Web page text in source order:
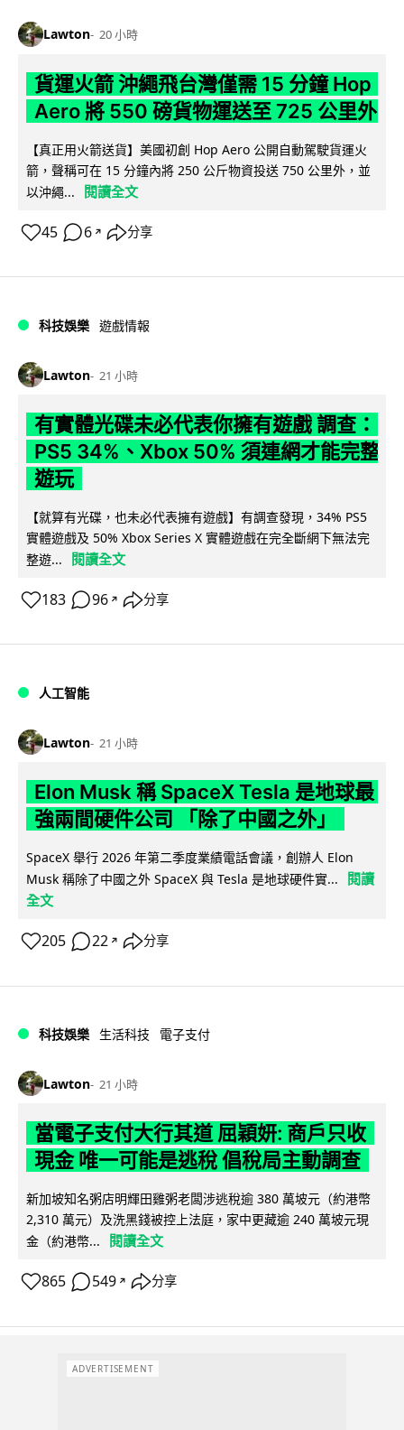
Lawton 20 小時
貨運火箭 沖繩飛台灣僅需 15 分鐘 Hop
Aero 將 550 磅貨物運送至 725 公里外
【真正用火箭送貨】美國初創 Hop Aero 公開自動駕駛貨運火
箭，聲稱可在 15 分鐘內將 250 公斤物資投送 750 公里外，並
以沖繩...
閱讀全文
45 6 ↗ 分享
科技娛樂 遊戲情報
Lawton 21 小時
有實體光碟未必代表你擁有遊戲 調查：
PS5 34%、Xbox 50% 須連網才能完整
遊玩
【就算有光碟，也未必代表擁有遊戲】有調查發現，34% PS5
實體遊戲及 50% Xbox Series X 實體遊戲在完全斷網下無法完
整遊...
閱讀全文
183 96 ↗ 分享
人工智能
Lawton 21 小時
Elon Musk 稱 SpaceX Tesla 是地球最
強兩間硬件公司 「除了中國之外」
SpaceX 舉行 2026 年第二季度業績電話會議，創辦人 Elon
Musk 稱除了中國之外 SpaceX 與 Tesla 是地球硬件實...
閱讀
全文
205 22 ↗ 分享
科技娛樂 生活科技 電子支付
Lawton 21 小時
當電子支付大行其道 屈穎妍: 商戶只收
現金 唯一可能是逃稅 倡稅局主動調查
新加坡知名粥店明輝田雞粥老闆涉逃稅逾 380 萬坡元（約港幣
2,310 萬元）及洗黑錢被控上法庭，家中更藏逾 240 萬坡元現
金（約港幣...
閱讀全文
865 549 ↗ 分享
ADVERTISEMENT